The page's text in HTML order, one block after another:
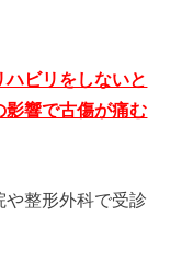
ハビリをしないと
影響で古傷が痛む
整形外科で受診